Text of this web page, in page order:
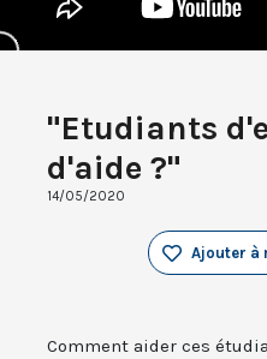
"Etudiants
d'aide ?"
14/05/2020
Ajouter à
Comment aider ces